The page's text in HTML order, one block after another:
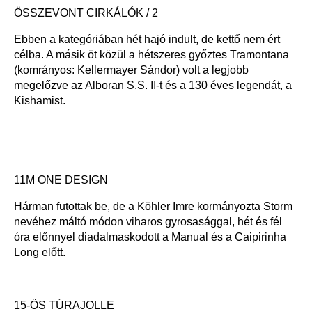
ÖSSZEVONT CIRKÁLÓK / 2
Ebben a kategóriában hét hajó indult, de kettő nem ért
célba. A másik öt közül a hétszeres győztes Tramontana
(komrányos: Kellermayer Sándor) volt a legjobb
megelőzve az Alboran S.S. II-t és a 130 éves legendát, a
Kishamist.
11M ONE DESIGN
Hárman futottak be, de a Köhler Imre kormányozta Storm
nevéhez máltó módon viharos gyrosasággal, hét és fél
óra előnnyel diadalmaskodott a Manual és a Caipirinha
Long előtt.
15-ÖS TÚRAJOLLE